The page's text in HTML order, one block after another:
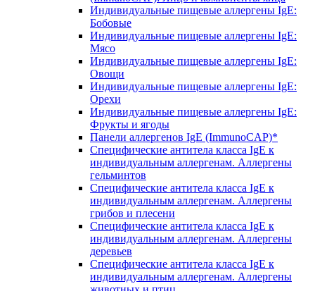
Индивидуальные пищевые аллергены IgE:
Бобовые
Индивидуальные пищевые аллергены IgE:
Мясо
Индивидуальные пищевые аллергены IgE:
Овощи
Индивидуальные пищевые аллергены IgE:
Орехи
Индивидуальные пищевые аллергены IgE:
Фрукты и ягоды
Панели аллергенов IgE (ImmunoCAP)*
Специфические антитела класса IgE к
индивидуальным аллергенам. Аллергены
гельминтов
Специфические антитела класса IgE к
индивидуальным аллергенам. Аллергены
грибов и плесени
Специфические антитела класса IgE к
индивидуальным аллергенам. Аллергены
деревьев
Специфические антитела класса IgE к
индивидуальным аллергенам. Аллергены